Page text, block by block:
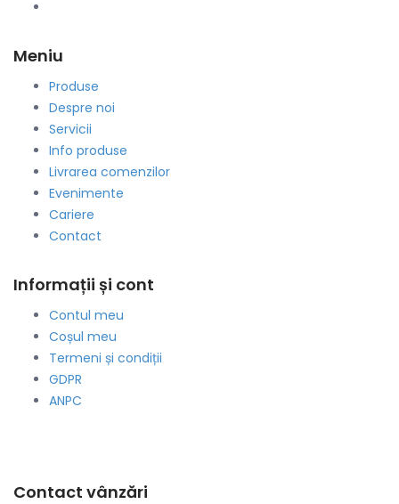
Meniu
Produse
Despre noi
Servicii
Info produse
Livrarea comenzilor
Evenimente
Cariere
Contact
Informații și cont
Contul meu
Coșul meu
Termeni și condiții
GDPR
ANPC
Contact vânzări